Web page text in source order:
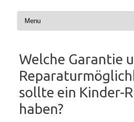
Welche Garantie
sollte ein Kinder-
haben?